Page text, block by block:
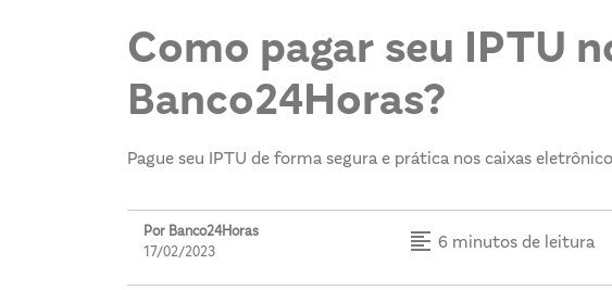
Como pagar seu IPTU
Banco24Horas?
Pague seu IPTU de forma segura e prática nos caixas
Por Banco24Horas
17/02/2023
format_align_left 6 minutos de leitura